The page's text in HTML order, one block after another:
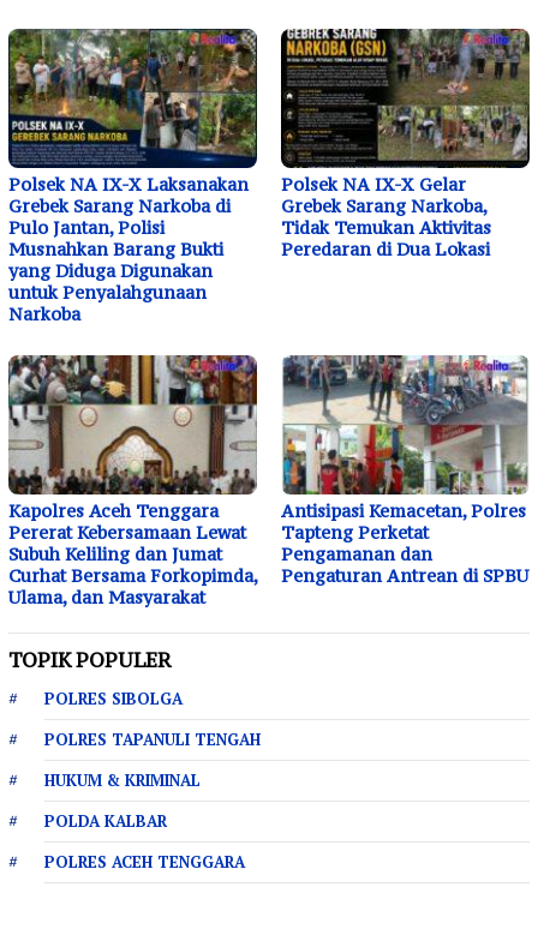
Polsek NA IX-X Laksanakan
Grebek Sarang Narkoba di
Pulo Jantan, Polisi
Musnahkan Barang Bukti
yang Diduga Digunakan
untuk Penyalahgunaan
Narkoba
Polsek NA IX-X Gelar
Grebek Sarang Narkoba,
Tidak Temukan Aktivitas
Peredaran di Dua Lokasi
Kapolres Aceh Tenggara
Pererat Kebersamaan Lewat
Subuh Keliling dan Jumat
Curhat Bersama Forkopimda,
Ulama, dan Masyarakat
Antisipasi Kemacetan, Polres
Tapteng Perketat
Pengamanan dan
Pengaturan Antrean di SPBU
TOPIK POPULER
POLRES SIBOLGA
POLRES TAPANULI TENGAH
HUKUM & KRIMINAL
POLDA KALBAR
POLRES ACEH TENGGARA